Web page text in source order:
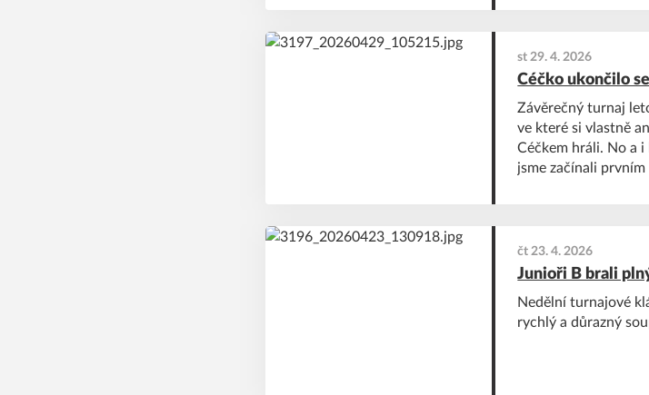
st 29. 4. 2026
Céčko ukončilo
Závěrečný turnaj
ve které si vlastně
Céčkem hráli. No a
jsme začínali
čt 23. 4. 2026
Junioři B brali
Nedělní turnajové
rychlý a důrazný